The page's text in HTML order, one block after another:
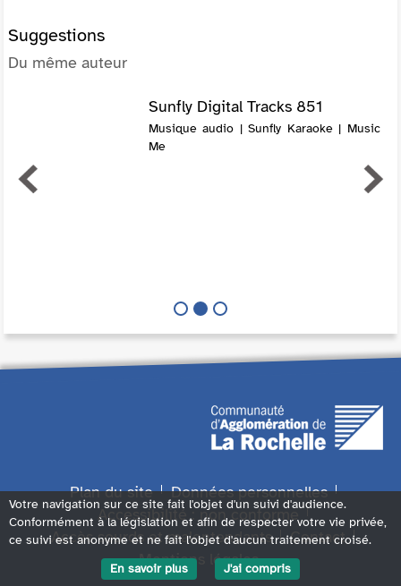
Suggestions
Du même auteur
Sunfly Digital Tracks 851
Musique audio | Sunfly Karaoke | Music
Me
Plan du site
Données personnelles
Accessibilité : non conforme
Accès sourds et malentendants
Contact
Mentions légales
Votre navigation sur ce site fait l'objet d'un suivi d'audience.
Conformément à la législation et afin de respecter votre vie privée,
ce suivi est anonyme et ne fait l'objet d'aucun traitement croisé.
En savoir plus
J'ai compris